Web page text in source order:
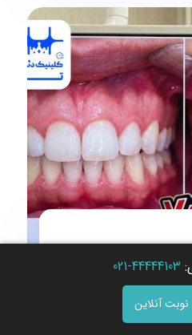
دندانپزشکی مدرن برای
44444103-021
آنلاین